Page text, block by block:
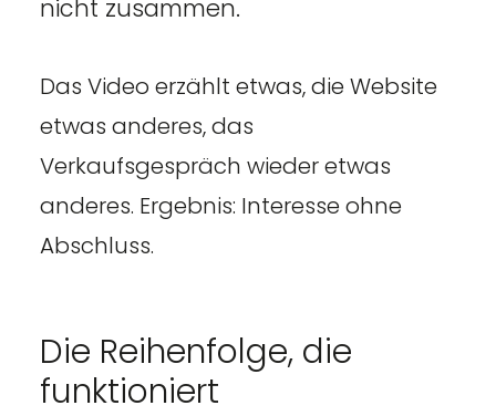
nicht zusammen.
Das Video erzählt etwas, die Website
etwas anderes, das
Verkaufsgespräch wieder etwas
anderes. Ergebnis: Interesse ohne
Abschluss.
Die Reihenfolge, die
funktioniert